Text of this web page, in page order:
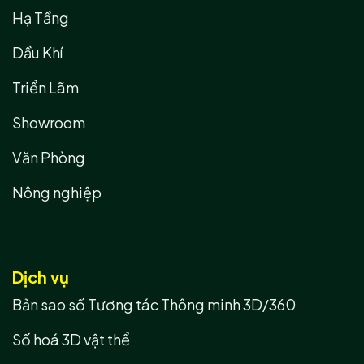
Hạ Tầng
Dầu Khí
Triển Lãm
Showroom
Văn Phòng
Nông nghiệp
Dịch vụ
Bản sao số Tương tác Thông minh 3D/360
Số hoá 3D vật thể